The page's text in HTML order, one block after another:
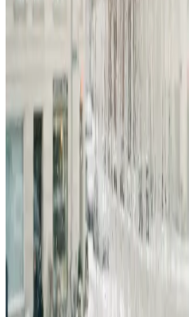
Dimensionering efter BR18 og AT-